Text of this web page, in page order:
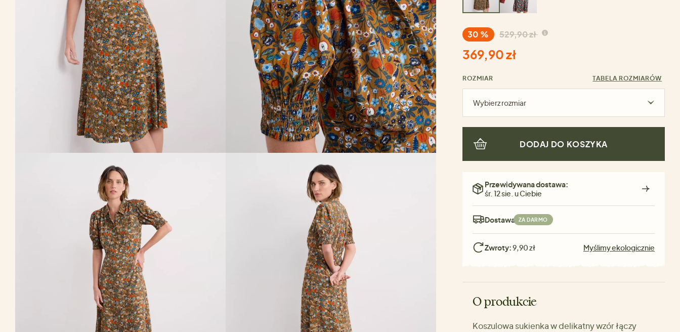
30 % 529,90 zł
369,90 zł
ROZMIAR TABELA ROZMIARÓW
Wybierz rozmiar
DODAJ DO KOSZYKA
Przewidywana dostawa:
śr. 12 sie. u Ciebie
Dostawa: ZA DARMO
Zwroty:9,90 zł Myślimy ekologicznie
O produkcie
Koszulowa sukienka w delikatny wzór łączy